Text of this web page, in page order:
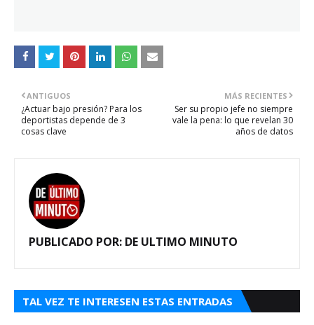
MÁS RECIENTES
Ser su propio jefe no siempre
vale la pena: lo que revelan 30
años de datos
ANTIGUOS
¿Actuar bajo presión? Para los
deportistas depende de 3
cosas clave
PUBLICADO POR: DE ULTIMO MINUTO
TAL VEZ TE INTERESEN ESTAS ENTRADAS